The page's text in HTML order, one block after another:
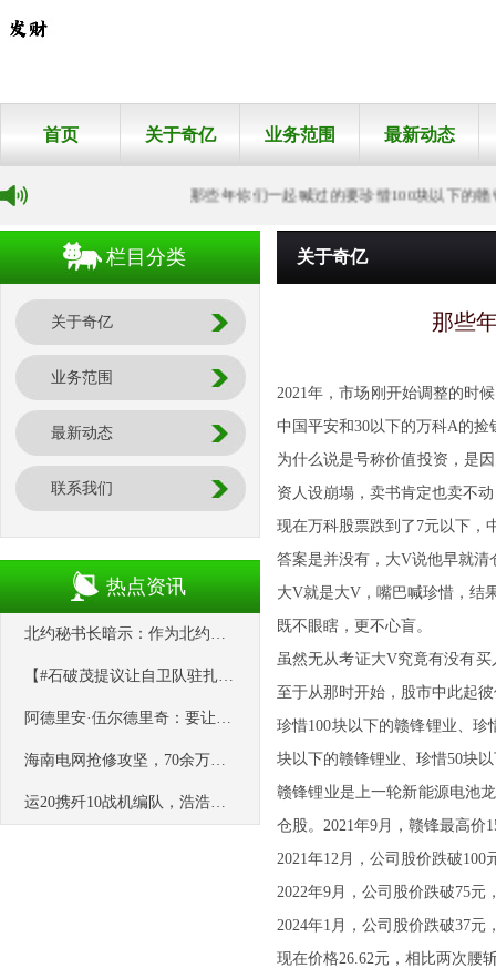
首页 关于奇亿 业务范围 最新动态
那些年你们一起喊过的要珍惜100块以下的赣锋
栏目分类
关于奇亿
业务范围
最新动态
联系我们
热点资讯
北约秘书长暗示：作为北约国家，土耳其不应该参与中巴关于乌克兰的和平倡议
【#石破茂提议让自卫队驻扎关岛#】据《日本经济新闻》9月29日报道，
阿德里安·伍尔德里奇：要让美国大学“再次伟大”，必须平衡这四项原则
海南电网抢修攻坚，70余万户等待电力恢复
运20携歼10战机编队，浩浩荡荡飞过埃及金字塔。这一刻，海外华人真的
关于奇亿
那些
2021年，市场刚开始调整的时
中国平安和30以下的万科A的
为什么说是号称价值投资，是
资人设崩塌，卖书肯定也卖不
现在万科股票跌到了7元以下，
答案是并没有，大V说他早就清
大V就是大V，嘴巴喊珍惜，结
既不眼瞎，更不心盲。
虽然无从考证大V究竟有没有
至于从那时开始，股市中此起
珍惜100块以下的赣锋锂业、
块以下的赣锋锂业、珍惜50块
赣锋锂业是上一轮新能源电池
仓股。2021年9月，赣锋最高价
2021年12月，公司股价跌破100
2022年9月，公司股价跌破75
2024年1月，公司股价跌破37
现在价格26.62元，相比两次腰